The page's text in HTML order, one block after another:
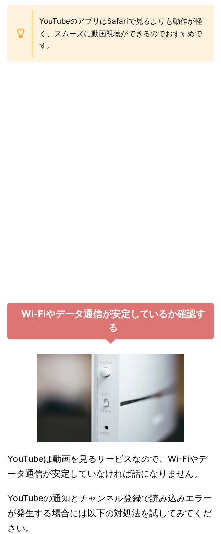
YouTubeのアプリはSafariで見るよりも動作が軽
く、スムーズに動画視聴ができるのでおすすめで
す。
Wi-Fiやデータ通信が安定しているか確認す
る
YouTubeは動画を見るサービスなので、Wi-Fiやデ
ータ通信が安定していなければ話になりません。
YouTubeの通知とチャンネル登録で読み込みエラー
が発生する場合には以下の対処法を試してみてくだ
さい。